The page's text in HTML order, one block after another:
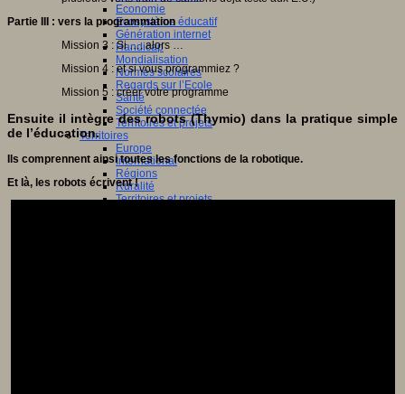
Economie
Ecosystème éducatif
Génération internet
Handicap
Mondialisation
Normes scolaires
Regards sur l’Ecole
Santé
Société connectée
Territoires et projets
Territoires
Europe
International
Régions
Ruralité
Territoires et projets
Partie III : vers la programmation
Mission 3 : Si …. alors …
Mission 4 : et si vous programmiez ?
Mission 5 : créer votre programme
Ensuite il intègre des robots (Thymio) dans la pratique simple
de l’éducation.
Ils comprennent ainsi toutes les fonctions de la robotique.
Et là, les robots écrivent !